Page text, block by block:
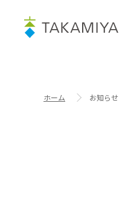
ホーム お知らせ